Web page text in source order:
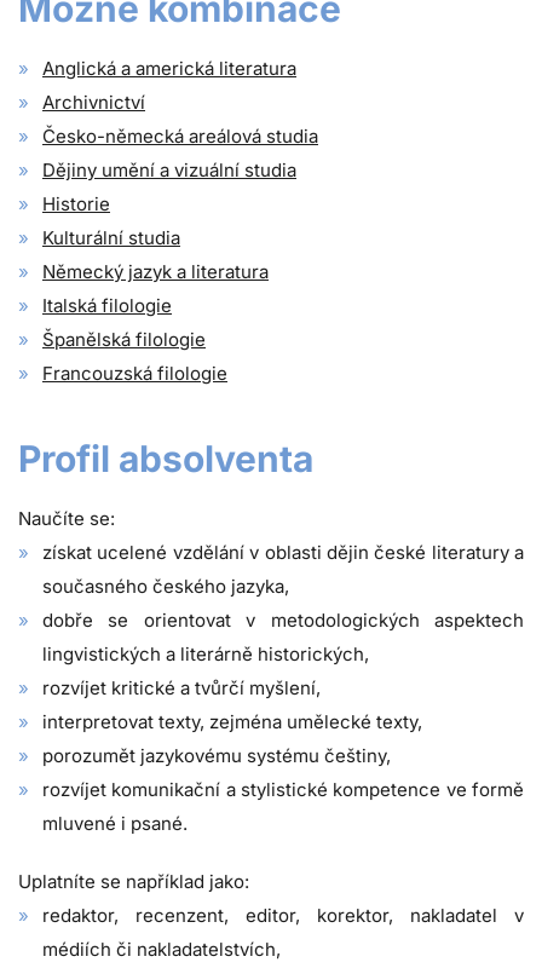
Anglická a americká literatura
Archivnictví
Česko-německá areálová studia
Dějiny umění a vizuální studia
Historie
Kulturální studia
Německý jazyk a literatura
Italská filologie
Španělská filologie
Francouzská filologie
Profil absolventa
Naučíte se:
získat ucelené vzdělání v oblasti dějin české literatury a
současného českého jazyka,
dobře se orientovat v metodologických aspektech
lingvistických a literárně historických,
rozvíjet kritické a tvůrčí myšlení,
interpretovat texty, zejména umělecké texty,
porozumět jazykovému systému češtiny,
rozvíjet komunikační a stylistické kompetence ve formě
mluvené i psané.
Uplatníte se například jako:
redaktor, recenzent, editor, korektor, nakladatel v
médiích či nakladatelstvích,